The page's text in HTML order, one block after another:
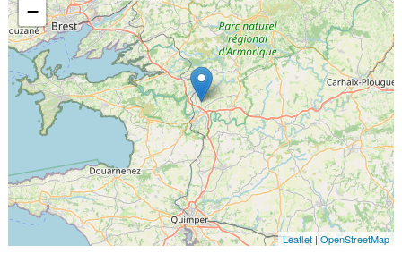
−
Leaflet |OpenStreetMap